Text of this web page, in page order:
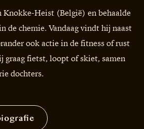
Knokke-Heist (België) en behaalde
de chemie. Vandaag vindt hij naast
ook actie in de fitness of rust
graag fietst, loopt of skiet, samen
dochters.